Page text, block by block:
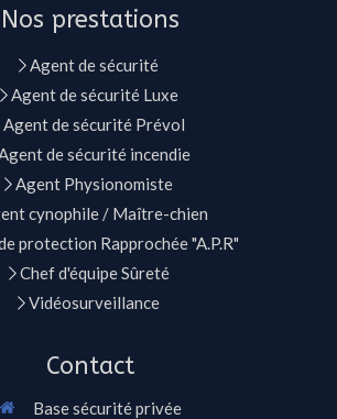
Nos prestations
Agent de sécurité
Agent de sécurité Luxe
Agent de sécurité Prévol
Agent de sécurité incendie
Agent Physionomiste
cynophile / Maître-chien
protection Rapprochée "A.P.R"
Chef d'équipe Sûreté
Vidéosurveillance
Contact
Base sécurité privée